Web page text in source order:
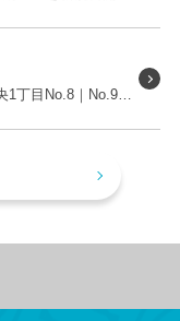
【神栖市／建売】ノーブルガーデン大野原中央1丁目No.8｜No.9を新規公開しました。